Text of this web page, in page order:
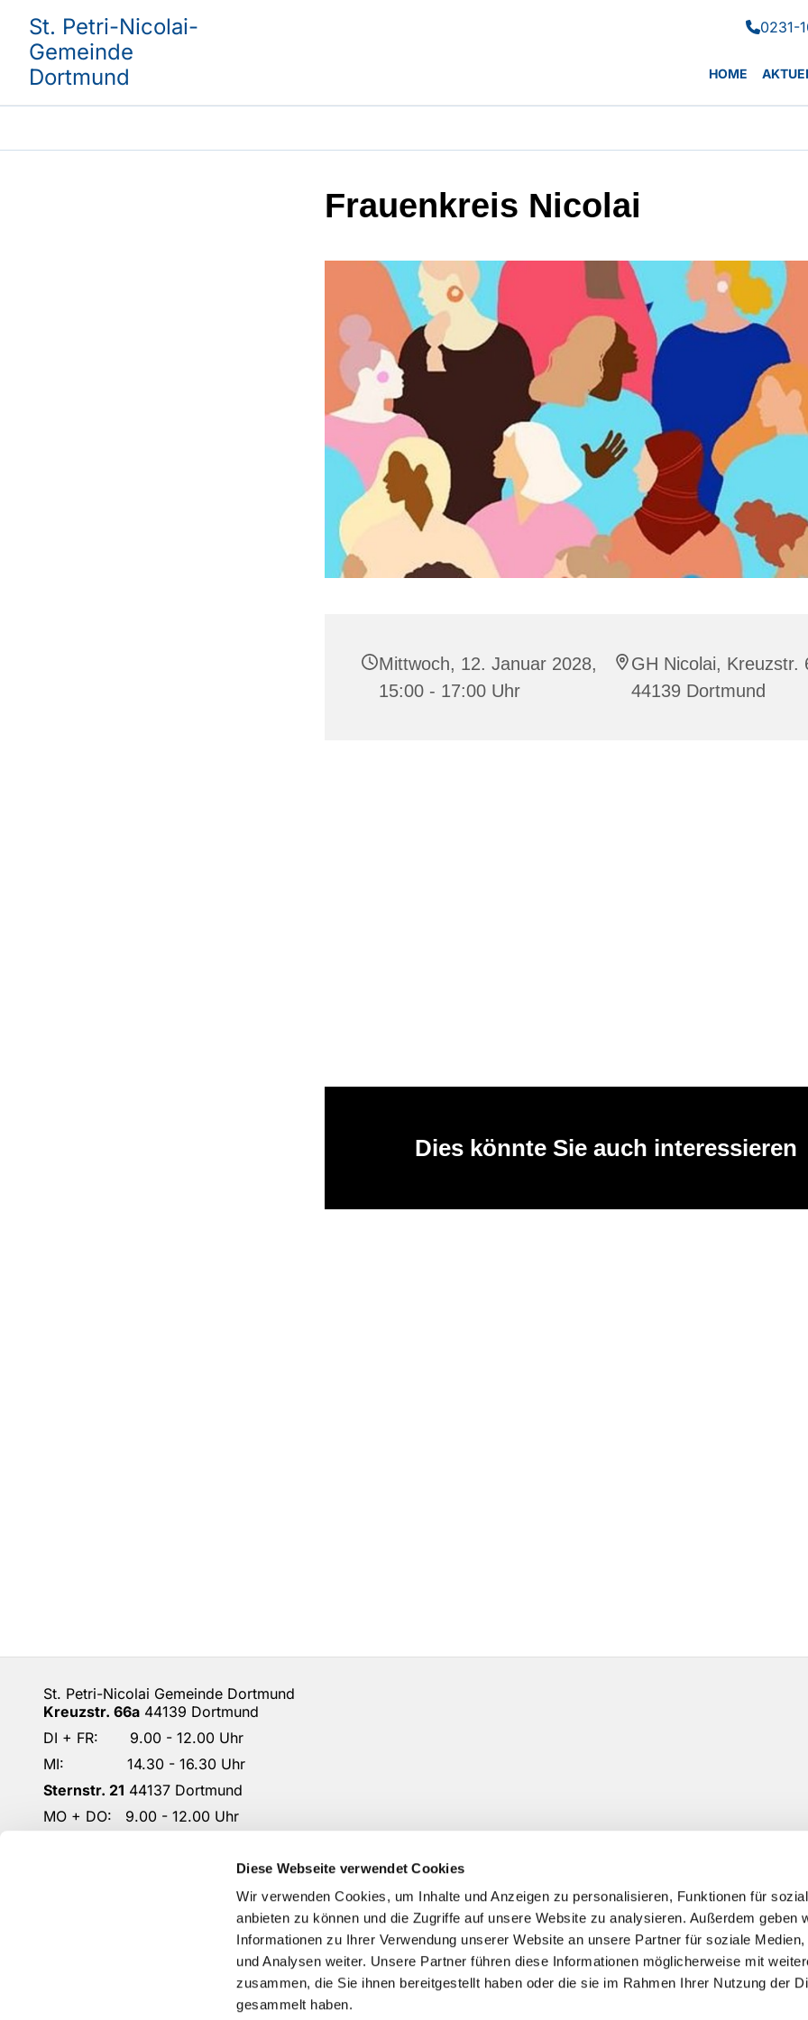
Diese Webseite verwendet Cookies
Wir verwenden Cookies, um Inhalte und Anzeigen zu personalisieren, Funktionen für
anbieten zu können und die Zugriffe auf unsere Website zu analysieren. Außerdem geben
Informationen zu Ihrer Verwendung unserer Website an unsere Partner für soziale Medien,
und Analysen weiter. Unsere Partner führen diese Informationen möglicherweise mit
zusammen, die Sie ihnen bereitgestellt haben oder die sie im Rahmen Ihrer Nutzung der
gesammelt haben.
St. Petri-Nicolai-
Gemeinde
Dortmund
0231-
HOME
Frauenkreis Nicolai
Mittwoch, 12. Januar 2028,
15:00 - 17:00 Uhr
GH Nicolai, Kreuzstr.
44139 Dortmund
Dies könnte Sie auch interessieren
St. Petri-Nicolai Gemeinde Dortmund
Kreuzstr. 66a 44139 Dortmund
DI + FR: 9.00 - 12.00 Uhr
MI: 14.30 - 16.30 Uhr
Sternstr. 21 44137 Dortmund
MO + DO: 9.00 - 12.00 Uhr
DO-KG-Petri-Nicolai@ekkdo.de
Kontoverbindung: Dortmunder Volksbank
IBAN: DE87 4416 0014 2301 1167 02